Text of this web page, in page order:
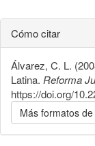
Cómo citar
Álvarez, C. L.
Latina. Reforma
https://doi.org/
Más formatos de